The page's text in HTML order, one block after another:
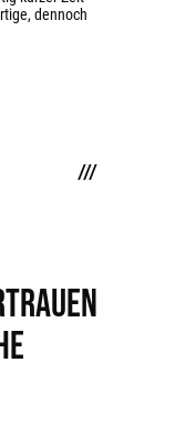
///
dennoch